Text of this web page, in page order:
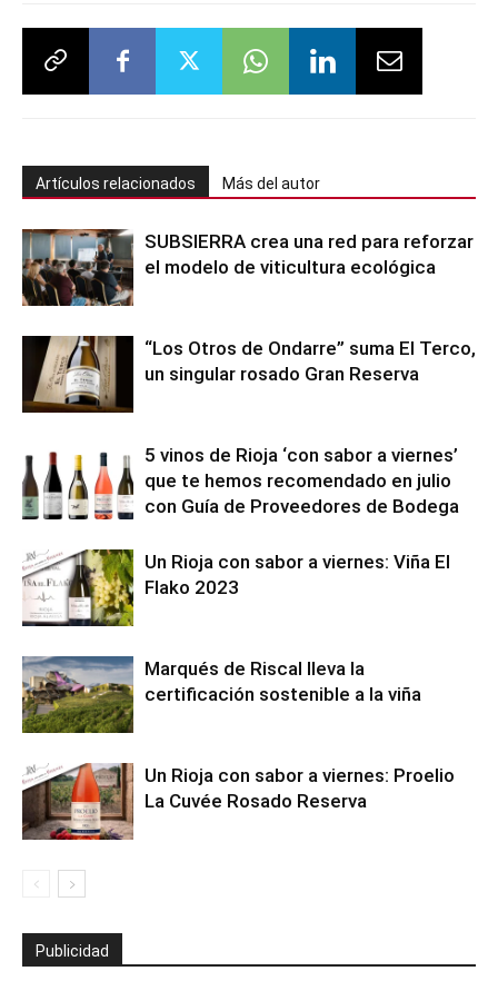
Artículos relacionados Más del autor
SUBSIERRA crea una red para reforzar
el modelo de viticultura ecológica
“Los Otros de Ondarre” suma El Terco,
un singular rosado Gran Reserva
5 vinos de Rioja ‘con sabor a viernes’
que te hemos recomendado en julio
con Guía de Proveedores de Bodega
Un Rioja con sabor a viernes: Viña El
Flako 2023
Marqués de Riscal lleva la
certificación sostenible a la viña
Un Rioja con sabor a viernes: Proelio
La Cuvée Rosado Reserva
Publicidad